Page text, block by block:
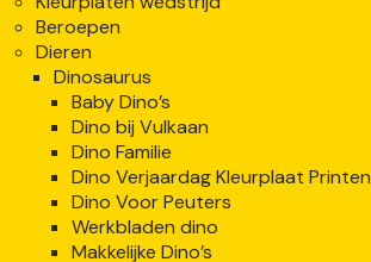
Beroepen
Dieren
Dinosaurus
Baby Dino’s
Dino bij Vulkaan
Dino Familie
Dino Verjaardag Kleurplaat Printen
Dino Voor Peuters
Werkbladen dino
Makkelijke Dino’s